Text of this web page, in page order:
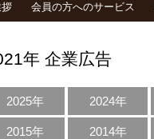
拶 会員の方へのサービス
年 企業広告
2025年 2024年
2015年 2014年